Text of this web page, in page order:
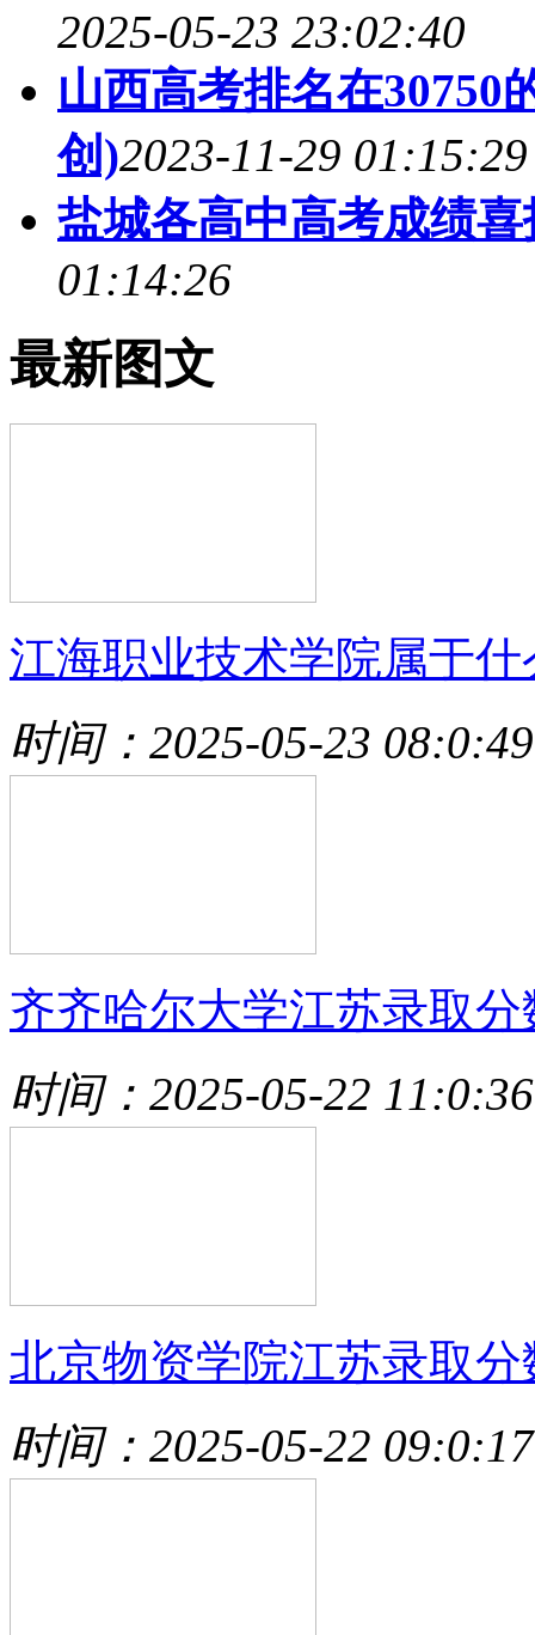
2025-05-23 23:02:40
山西高考排名在30750
创)2023-11-29 01:15:29
盐城各高中高考成绩
01:14:26
最新图文
江海职业技术学院属于什
时间：2025-05-23 08:0:49
齐齐哈尔大学江苏录取分
时间：2025-05-22 11:0:36
北京物资学院江苏录取分
时间：2025-05-22 09:0:17